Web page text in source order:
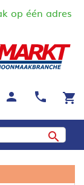
één adres
shopping_cart
call
person
